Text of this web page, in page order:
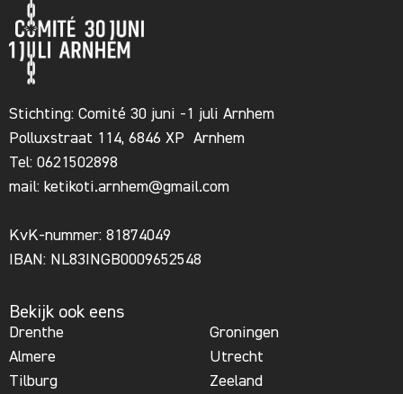
Stichting: Comité 30 juni -1 juli Arnhem
Polluxstraat 114, 6846 XP Arnhem
Tel: 0621502898
mail: ketikoti.arnhem@gmail.com
KvK-nummer: 81874049
IBAN: NL83INGB0009652548
Bekijk ook eens
Drenthe
Almere
Tilburg
Groningen
Utrecht
Zeeland